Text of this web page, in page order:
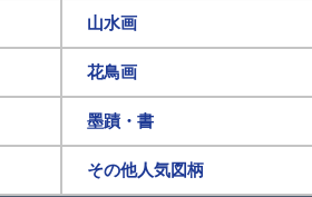
山水画
花鳥画
墨蹟・書
その他人気図柄